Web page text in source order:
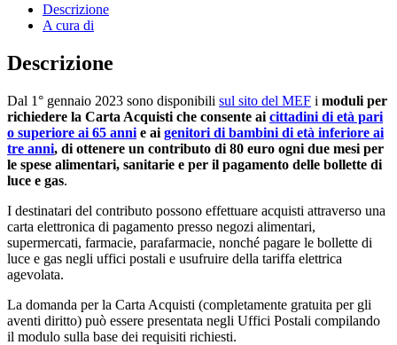
Descrizione
A cura di
Descrizione
Dal 1° gennaio 2023 sono disponibili sul sito del MEF i moduli per
richiedere la Carta Acquisti che consente ai cittadini di età pari
o superiore ai 65 anni e ai genitori di bambini di età inferiore ai
tre anni, di ottenere un contributo di 80 euro ogni due mesi per
le spese alimentari, sanitarie e per il pagamento delle bollette di
luce e gas.
I destinatari del contributo possono effettuare acquisti attraverso una
carta elettronica di pagamento presso negozi alimentari,
supermercati, farmacie, parafarmacie, nonché pagare le bollette di
luce e gas negli uffici postali e usufruire della tariffa elettrica
agevolata.
La domanda per la Carta Acquisti (completamente gratuita per gli
aventi diritto) può essere presentata negli Uffici Postali compilando
il modulo sulla base dei requisiti richiesti.